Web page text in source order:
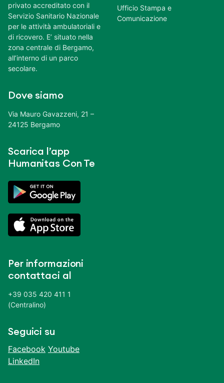
privato accreditato con il
Servizio Sanitario Nazionale
per le attività ambulatoriali e
di ricovero. E’ situato nella
zona centrale di Bergamo,
all’interno di un parco
secolare.
Dove siamo
Via Mauro Gavazzeni, 21 –
24125 Bergamo
Scarica l’app
Humanitas Con Te
Per informazioni
contattaci al
+39 035 420 411 1
(Centralino)
Seguici su
Facebook Youtube
LinkedIn
Ufficio Stampa e
Comunicazione